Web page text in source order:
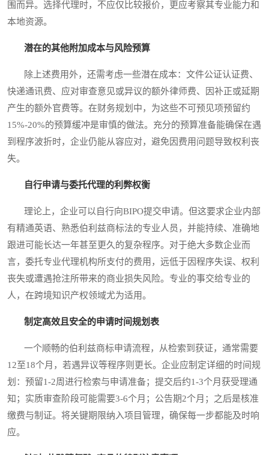
围而异。选择代理时，不应仅比较报价，更应考察其专业能力和
本地资源。
潜在的其他附加成本与风险预算
除上述费用外，还需考虑一些潜在成本：文件公证认证费、
快递通讯费、应对审查意见或异议的额外律师费、因补正或延期
产生的额外官费等。在财务规划中，为这些不可预见项预留约
15%-20%的预算缓冲是审慎的做法。充分的预算准备能确保在遇
到程序波折时，企业仍能从容应对，避免因费用问题导致权利丧
失。
自行申请与委托代理的利弊权衡
理论上，企业可以自行向BIPO提交申请。但这要求企业内部
有精通英语、熟悉伯利兹商标法的专业人员，并能持续、准确地
跟进可能长达一年甚至更久的复杂程序。对于绝大多数企业而
言，委托专业代理机构所支付的费用，远低于因程序失误、权利
丧失或遭遇抢注所带来的商业损失风险。专业的事交给专业的
人，在跨境知识产权领域尤为适用。
制定高效且安全的申请时间规划表
一个顺畅的伯利兹商标申请流程，从检索到获证，通常需要
12至18个月，若遇异议等程序则更长。企业应制定详细的时间规
划：预留1-2周进行检索与申请准备；提交后约1-3个月获受理通
知；实质审查阶段可能需要3-6个月；公告期2个月；之后是核准
缴费与制证。将关键期限纳入项目管理，确保每一步都能及时响
应。